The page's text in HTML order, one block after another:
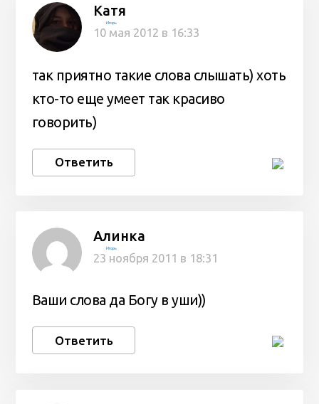
Катя
Игорь
10 мая 2012 в 16:33
так приятно такие слова слышать) хоть
кто-то еще умеет так красиво
говорить)
Ответить
Алинка
Игорь
23 ноября 2011 в 18:31
Ваши слова да Богу в уши))
Ответить